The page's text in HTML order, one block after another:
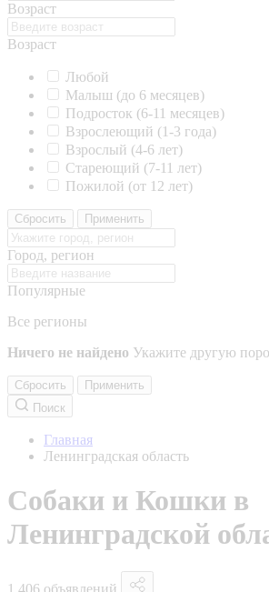
Возраст
Возраст
Любой
Малыш (до 6 месяцев)
Подросток (6-11 месяцев)
Взрослеющий (1-3 года)
Взрослый (4-6 лет)
Стареющий (7-11 лет)
Пожилой (от 12 лет)
Сбросить Применить
Город, регион
Популярные
Все регионы
Ничего не найдено Укажите другую
Сбросить
Применить
Поиск
Главная
Ленинградская область
Собаки и Кошки в
Ленинградской
1 406 объявлений